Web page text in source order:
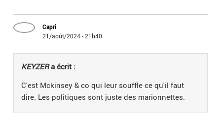
Capri
21/août/2024 - 21h40
KEYZERa écrit :
C'est Mckinsey & co qui leur souffle ce qu'il faut
dire. Les politiques sont juste des marionnettes.